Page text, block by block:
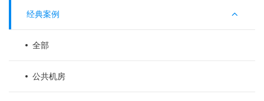
经典案例
全部
公共机房